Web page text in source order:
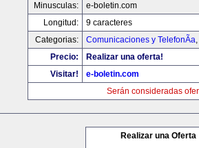
Minusculas:
e-boletin.com
Longitud:
9 caracteres
Categorias:
Comunicaciones y TelefonÃ­a,
Precio:
Realizar una oferta!
Visitar!
e-boletin.com
Serán consideradas
Realizar una Oferta